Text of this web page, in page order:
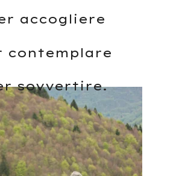
accogliere
contemplare
sovvertire.